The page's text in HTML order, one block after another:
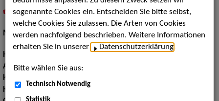
als PDF speichern
inMeine Merklistelegen
Models / Werbung:Fotomodell
Haarfarbe:
Augenfarbe:braun
Körpergröße:
Konfektionsgröße:
sogenannte Cookies ein. Entscheiden Sie bitte selbst,
welche Cookies Sie zulassen. Die Arten von Cookies
werden nachfolgend beschrieben. Weitere Informationen
erhalten Sie in unserer
Datenschutzerklärung
Bitte wählen Sie aus:
Technisch Notwendig